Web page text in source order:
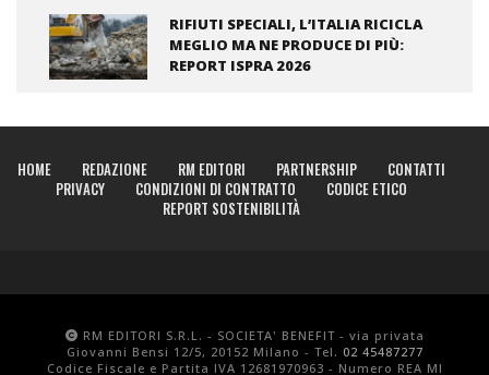
RIFIUTI SPECIALI, L’ITALIA RICICLA
MEGLIO MA NE PRODUCE DI PIÙ:
REPORT ISPRA 2026
HOME REDAZIONE RM EDITORI PARTNERSHIP
CONTATTI
PRIVACY
CONDIZIONI DI CONTRATTO
CODICE ETICO
REPORT SOSTENIBILITÀ
RM EDITORI S.R.L. - SOCIETA' BENEFIT - via privata
Giovanni Bensi 12/5, 20152 Milano - Tel. 02 45487277
Codice Fiscale e Partita IVA 12681970963 - Numero REA MI